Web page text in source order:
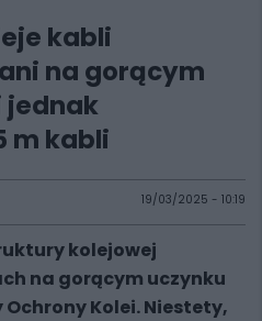
kabli
na gorącym
jednak
m kabli
19/03/2025 - 10:19
kolejowej
na gorącym uczynku
Kolei. Niestety,